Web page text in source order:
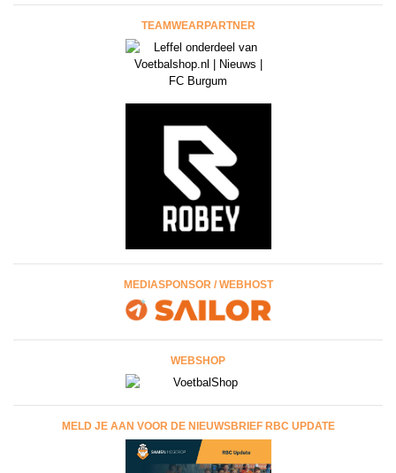
TEAMWEARPARTNER
MEDIASPONSOR / WEBHOST
WEBSHOP
MELD JE AAN VOOR DE NIEUWSBRIEF RBC UPDATE